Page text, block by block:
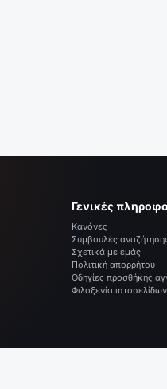
Γενικές
Κανόνες
Συμβουλές
Σχετικά με εμάς
Πολιτική απορρήτου
Οδηγίες προσθήκης
Φιλοξενία ιστοσελίδων